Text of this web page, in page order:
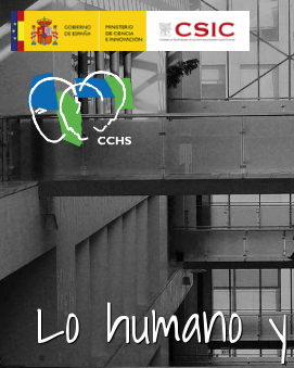
Pasar
al
contenido
principal
Lo humano